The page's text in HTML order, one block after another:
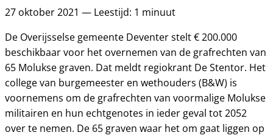
27 oktober 2021 — Leestijd: 1 minuut
De Overijsselse gemeente Deventer stelt € 200.000
beschikbaar voor het overnemen van de grafrechten van
65 Molukse graven. Dat meldt regiokrant De Stentor. Het
college van burgemeester en wethouders (B&W) is
voornemens om de grafrechten van voormalige Molukse
militairen en hun echtgenotes in ieder geval tot 2052
over te nemen. De 65 graven waar het om gaat liggen op